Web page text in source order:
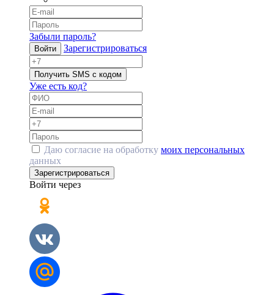
Забыли пароль?
Войти Зарегистрироваться
Получить SMS с кодом
Уже есть код?
Даю согласие на обработку моих персональных
данных
Зарегистрироваться
Войти через